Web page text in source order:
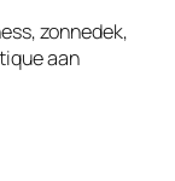
zonnedek,
aan